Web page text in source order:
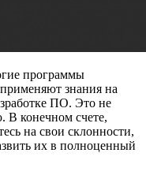
программы
знания на
ПО. Это не
В конечном счете,
на свои склонности,
их в полноценный